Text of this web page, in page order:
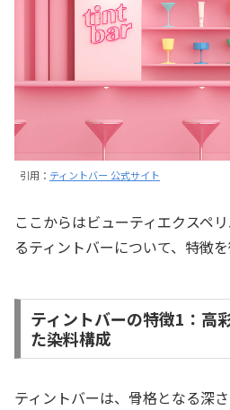
引用： ティントバー 公式サイト
ここからはビューティエクスペ
るティントバーについて、特徴
ティントバーの特徴1：高
た染料構成
ティントバーは、骨格となる深